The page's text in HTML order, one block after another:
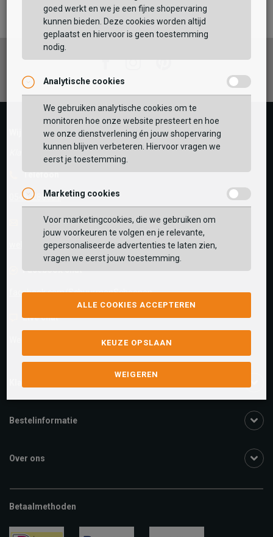
Maat:
TOEVOEGEN AAN WINKELTAS
GEBRUIK MIJN LOCATIE
Zoek op postcode of gebruik jouw locatie om de
voorraad in een van onze winkels te bekijken.
BEKIJK WINKELTAS
VERDER WINKELEN
Vaak samen gekocht met
FacebookInstagramPinterest
Wij helpen je graag!
Klantenservice geopend tot 17:00
Telefoon
0545-280081
E-mail Antwoord binnen 24 uur
webshop@schuurman-schoenen.nl
Facebook chat
facebook.com/SchuurmanSchoenen
Live chat
We zijn beschikbaar voor al je vragen Klik hier
Bestelinformatie
Over ons
Betaalmethoden
goed werkt en we je een fijne shopervaring
kunnen bieden. Deze cookies worden altijd
geplaatst en hiervoor is geen toestemming
nodig.
Analytische cookies
We gebruiken analytische cookies om te
monitoren hoe onze website presteert en hoe
we onze dienstverlening én jouw shopervaring
kunnen blijven verbeteren. Hiervoor vragen we
eerst je toestemming.
Marketing cookies
Voor marketingcookies, die we gebruiken om
jouw voorkeuren te volgen en je relevante,
gepersonaliseerde advertenties te laten zien,
vragen we eerst jouw toestemming.
ALLE COOKIES ACCEPTEREN
KEUZE OPSLAAN
WEIGEREN